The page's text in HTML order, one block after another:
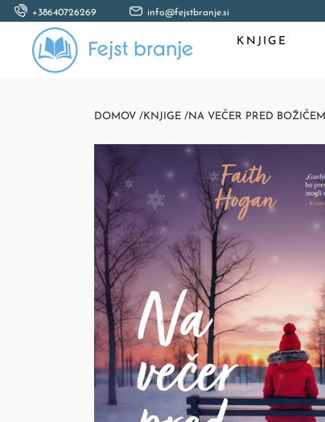
+38640726269 info@fejstbranje.si
KNJIGE
DOMOV /KNJIGE /NA VEČER PRED BOŽIČEM